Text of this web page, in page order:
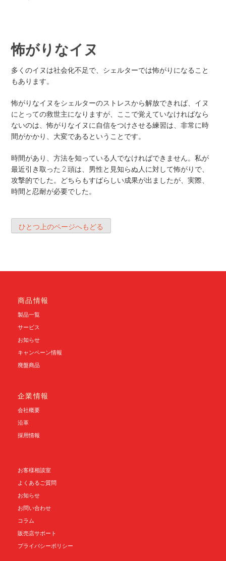
怖がりなイヌ
多くのイヌは社会化不足で、シェルターでは怖がりになること
もあります。
怖がりなイヌをシェルターのストレスから解放できれば、イヌ
にとっての救世主になりますが、ここで覚えていなければなら
ないのは、怖がりなイヌに自信をつけさせる練習は、非常に時
間がかかり、大変であるということです。
時間があり、方法を知っている人でなければできません。私が
最近引き取った 2 頭は、男性と見知らぬ人に対して怖がりで、
攻撃的でした。どちらもすばらしい成果が出ましたが、実際、
時間と忍耐が必要でした。
ひとつ上のページへもどる
商品情報
製品一覧
サービス
お知らせ
キャンペーン情報
廃盤商品
企業情報
会社概要
沿革
採用情報
お客様相談室
よくあるご質問
お知らせ
お問い合わせ
コラム
販売店サポート
プライバシーポリシー